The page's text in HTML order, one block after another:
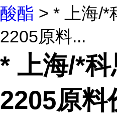
酸酯 > * 上海/*
2205原料...
* 上海/*科
2205原料